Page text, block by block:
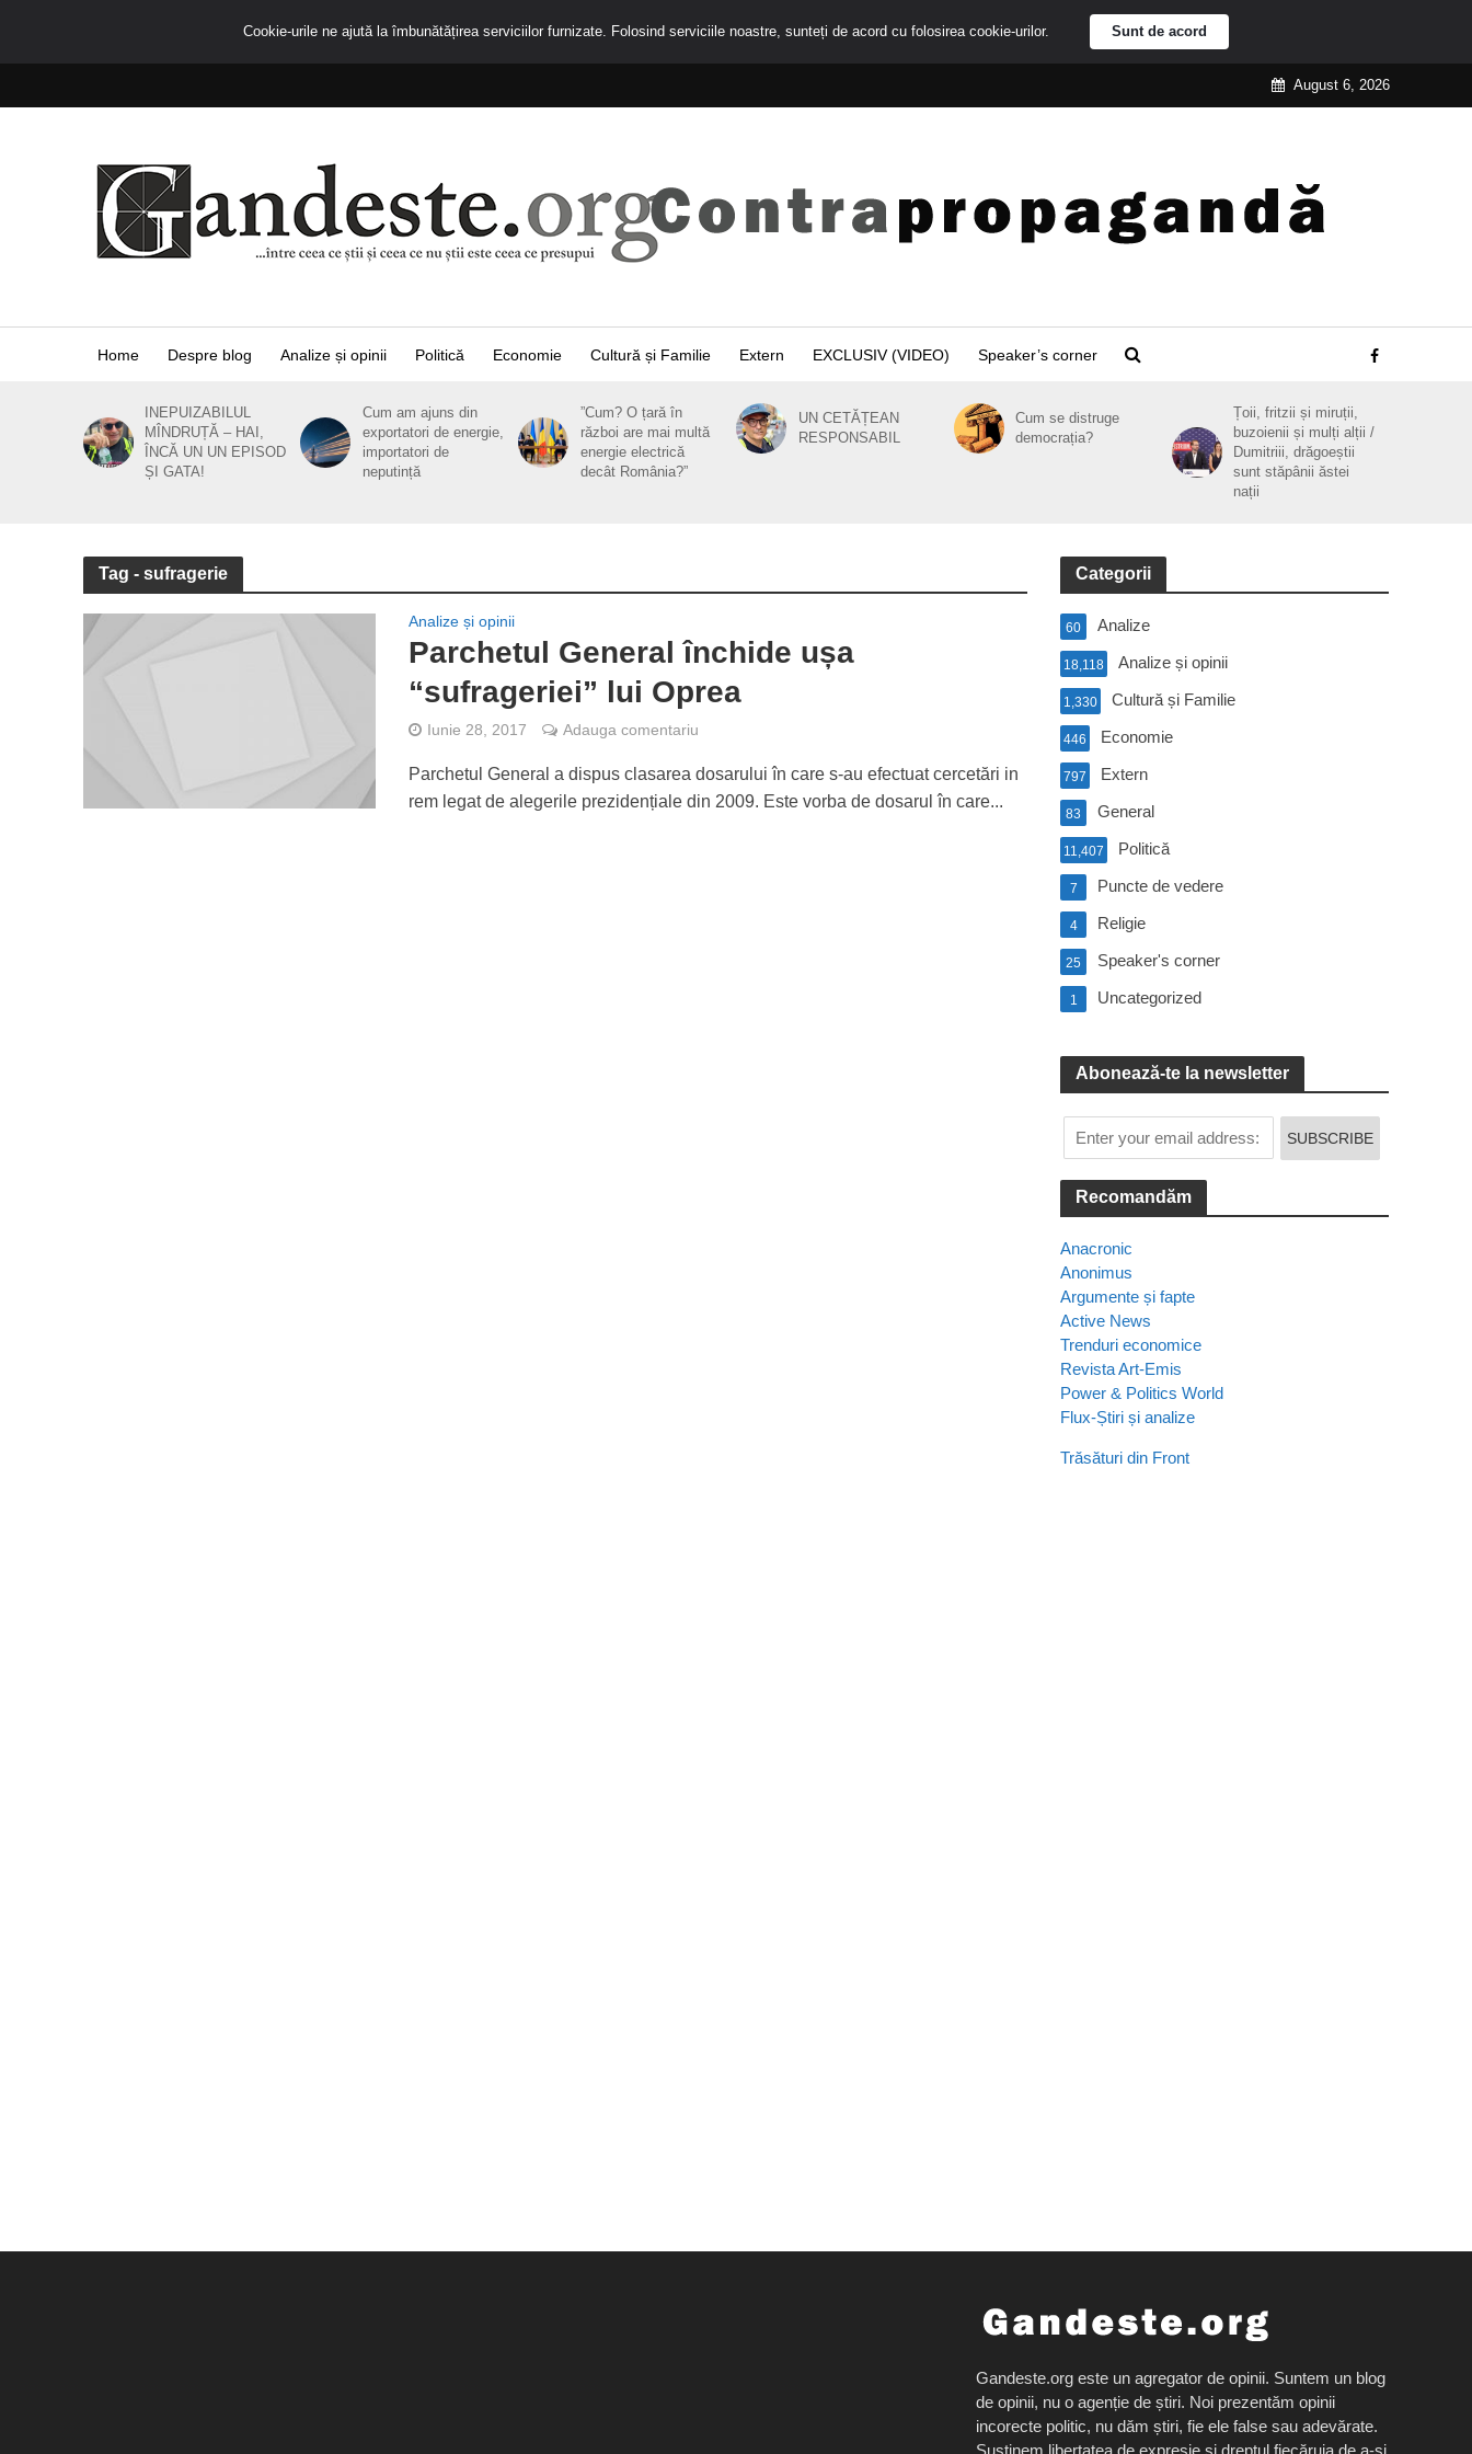
August 6, 2026
Home Despre blog Analize și opinii Politică Economie Cultură și Familie Extern EXCLUSIV (VIDEO) Speaker’s corner
INEPUIZABILUL
MÎNDRUȚĂ – HAI,
ÎNCĂ UN UN EPISOD
ȘI GATA!
Cum am ajuns din
exportatori de energie,
importatori de
neputință
”Cum? O țară în
război are mai multă
energie electrică
decât România?”
UN CETĂȚEAN
RESPONSABIL
Cum se distruge
democrația?
Țoii, fritzii și miruții,
buzoienii și mulți alții /
Dumitriii, drăgoeștii
sunt stăpânii ăstei
nații
Tag - sufragerie
Analize și opinii
Parchetul General închide ușa
“sufrageriei” lui Oprea
Iunie 28, 2017 Adauga comentariu
Parchetul General a dispus clasarea dosarului în care s-au efectuat cercetări in
rem legat de alegerile prezidențiale din 2009. Este vorba de dosarul în care...
Categorii
Analize
60
Analize și opinii
18,118
Cultură și Familie
1,330
Economie
446
Extern
797
General
83
Politică
11,407
Puncte de vedere
7
Religie
4
Speaker's corner
25
Uncategorized
1
Abonează-te la newsletter
Recomandăm
Anacronic
Anonimus
Argumente și fapte
Active News
Trenduri economice
Revista Art-Emis
Power & Politics World
Flux-Știri și analize
Trăsături din Front
Cookie-urile ne ajută la îmbunătățirea serviciilor furnizate. Folosind serviciile noastre, sunteți de acord cu folosirea cookie-urilor. Sunt de acord
Gandeste.org este un agregator de opinii. Suntem un blog
de opinii, nu o agenție de știri. Noi prezentăm opinii
incorecte politic, nu dăm știri, fie ele false sau adevărate.
Susținem libertatea de expresie și dreptul fiecăruia de a-și